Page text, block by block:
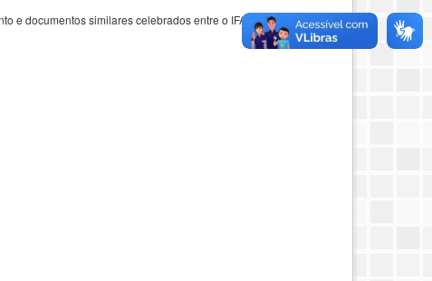
e documentos similares celebrados entre o IFAC e